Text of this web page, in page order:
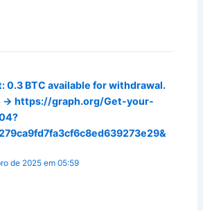
0.3 BTC available for withdrawal.
→ https://graph.org/Get-your-
de 2025 em 05:59